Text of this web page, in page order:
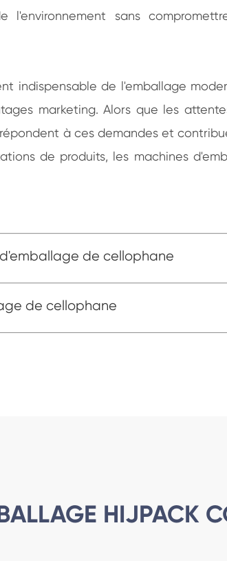
l'environnement sans
indispensable de l'emballage
marketing. Alors que les
à ces demandes et
de produits, les machines
de cellophane
de cellophane
HIJPACK